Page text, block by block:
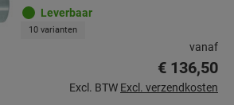
Leverbaar
10 varianten
vanaf
€ 136,50
Excl. BTW Excl. verzendkosten